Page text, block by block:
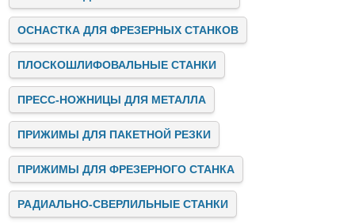
ОСНАСТКА ДЛЯ ФРЕЗЕРНЫХ СТАНКОВ
ПЛОСКОШЛИФОВАЛЬНЫЕ СТАНКИ
ПРЕСС-НОЖНИЦЫ ДЛЯ МЕТАЛЛА
ПРИЖИМЫ ДЛЯ ПАКЕТНОЙ РЕЗКИ
ПРИЖИМЫ ДЛЯ ФРЕЗЕРНОГО СТАНКА
РАДИАЛЬНО-СВЕРЛИЛЬНЫЕ СТАНКИ